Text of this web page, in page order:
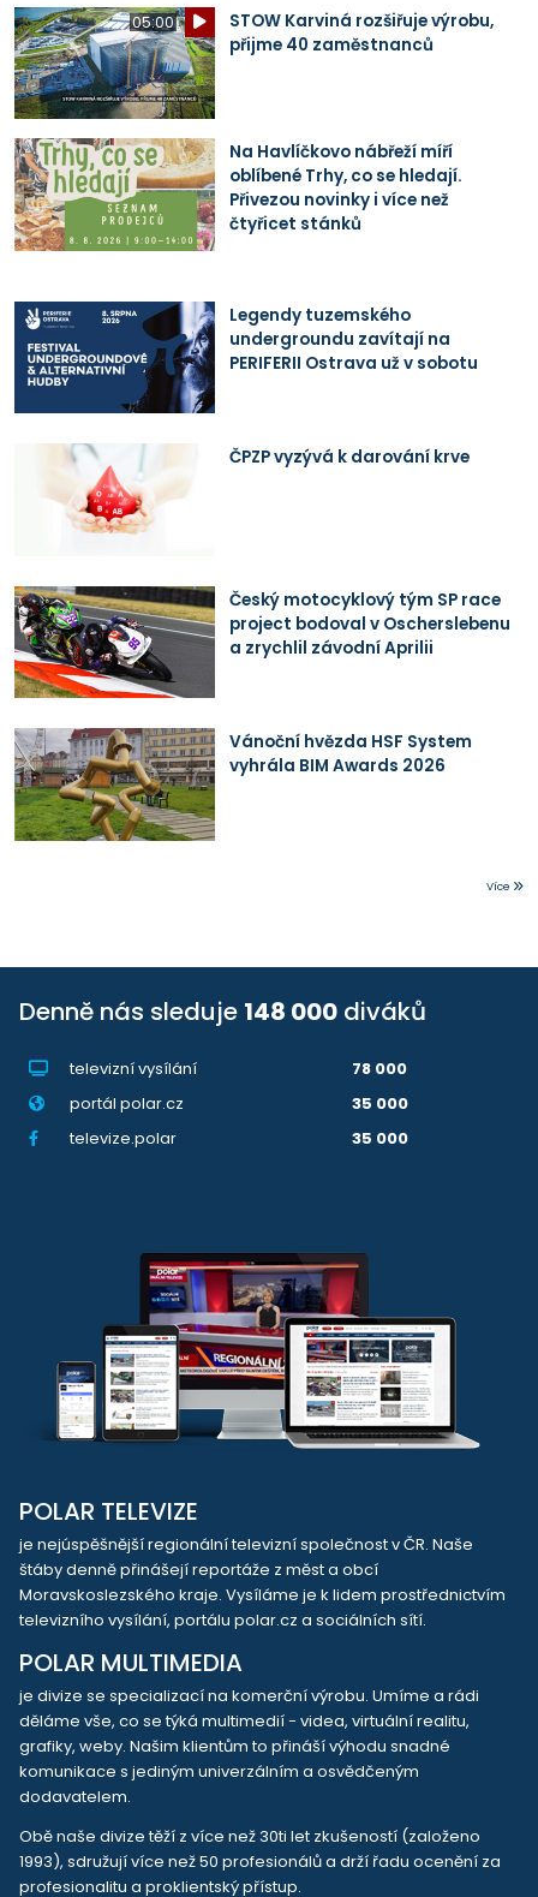
05:00
STOW Karviná rozšiřuje výrobu,
přijme 40 zaměstnanců
Na Havlíčkovo nábřeží míří
oblíbené Trhy, co se hledají.
Přivezou novinky i více než
čtyřicet stánků
Legendy tuzemského
undergroundu zavítají na
PERIFERII Ostrava už v sobotu
ČPZP vyzývá k darování krve
Český motocyklový tým SP race
project bodoval v Oscherslebenu
a zrychlil závodní Aprilii
Vánoční hvězda HSF System
vyhrála BIM Awards 2026
Více
Denně nás sleduje 148 000 diváků
televizní vysílání
78 000
portál polar.cz
35 000
televize.polar
35 000
POLAR TELEVIZE
je nejúspěšnější regionální televizní společnost v ČR. Naše
štáby denně přinášejí reportáže z měst a obcí
Moravskoslezského kraje. Vysíláme je k lidem prostřednictvím
televizního vysílání, portálu polar.cz a sociálních sítí.
POLAR MULTIMEDIA
je divize se specializací na komerční výrobu. Umíme a rádi
děláme vše, co se týká multimedií - videa, virtuální realitu,
grafiky, weby. Našim klientům to přináší výhodu snadné
komunikace s jediným univerzálním a osvědčeným
dodavatelem.
Obě naše divize těží z více než 30ti let zkušeností (založeno
1993), sdružují více než 50 profesionálů a drží řadu ocenění za
profesionalitu a proklientský přístup.